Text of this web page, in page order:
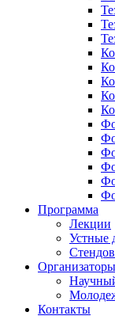
Программа
Лекции
Устные
Организаторы
Контакты